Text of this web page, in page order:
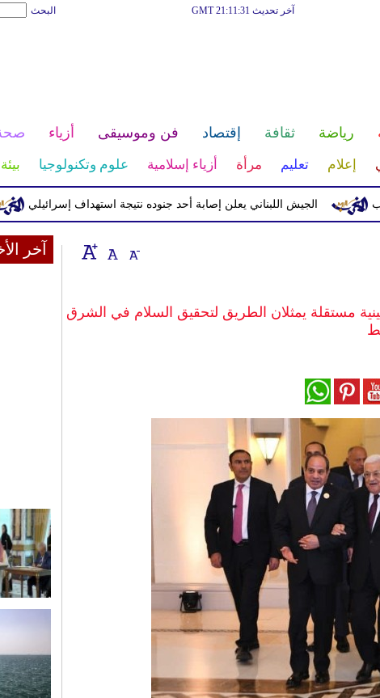
البحث آخر تحديث GMT 21:11:31
رياضة ثقافة إقتصاد فن وموسيقى أزياء
إعلام تعليم مرأة أزياء إسلامية علوم وتكنولوجيا بيئة
الجيش اللبناني يعلن إصابة أحد جنوده نتيجة استهداف إسرائيلي
مستقلة يمثلان الطريق لتحقيق السلام في الشرق
آخر